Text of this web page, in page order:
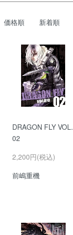
価格順 新着順
DRAGON FLY VOL.
02
2,200円(税込)
前嶋重機